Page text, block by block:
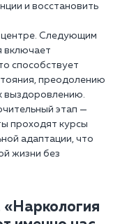
и восстановить
центре. Следующим
включает
способствует
преодолению
выздоровлению.
этап —
проходят курсы
адаптации, что
жизни без
«Наркология